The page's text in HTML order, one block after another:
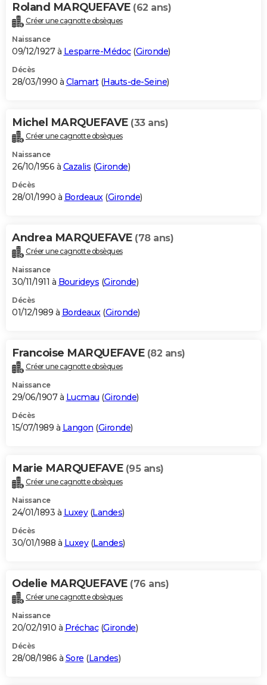
Roland MARQUEFAVE (62 ans)
Créer une cagnotte obsèques
Naissance
09/12/1927 à Lesparre-Médoc(Gironde)
Décès
28/03/1990 à Clamart(Hauts-de-Seine)
Michel MARQUEFAVE (33 ans)
Créer une cagnotte obsèques
Naissance
26/10/1956 à Cazalis (Gironde)
Décès
28/01/1990 à Bordeaux(Gironde)
Andrea MARQUEFAVE (78 ans)
Créer une cagnotte obsèques
Naissance
30/11/1911 à Bourideys (Gironde)
Décès
01/12/1989 à Bordeaux(Gironde)
Francoise MARQUEFAVE (82 ans)
Créer une cagnotte obsèques
Naissance
29/06/1907 à Lucmau (Gironde)
Décès
15/07/1989 à Langon (Gironde)
Marie MARQUEFAVE (95 ans)
Créer une cagnotte obsèques
Naissance
24/01/1893 à Luxey(Landes)
Décès
30/01/1988 à Luxey(Landes)
Odelie MARQUEFAVE (76 ans)
Créer une cagnotte obsèques
Naissance
20/02/1910 à Préchac(Gironde)
Décès
28/08/1986 à Sore (Landes)